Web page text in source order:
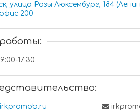
улица Розы Люксембург, 184
Ленино) офис 200
17:30